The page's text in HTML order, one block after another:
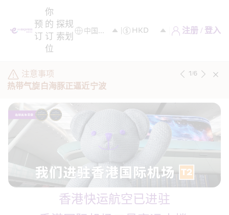
预
订
你
的
订
位
探
索
规
划
注册 / 登入
注意事项
热带气旋白海豚正逼近宁波
1/6
香港快运航空已进驻